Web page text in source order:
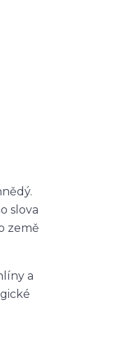
slova
země
a